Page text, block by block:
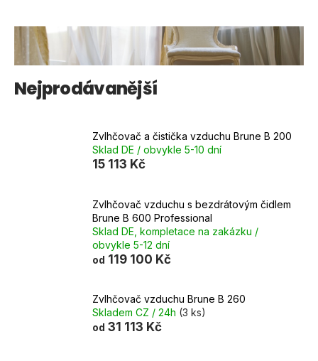
Nejprodávanější
Zvlhčovač a čistička vzduchu Brune B 200
Sklad DE / obvykle 5-10 dní
15 113 Kč
Zvlhčovač vzduchu s bezdrátovým čidlem
Brune B 600 Professional
Sklad DE, kompletace na zakázku /
obvykle 5-12 dní
od 119 100 Kč
Zvlhčovač vzduchu Brune B 260
Skladem CZ / 24h (3 ks)
od 31 113 Kč
100